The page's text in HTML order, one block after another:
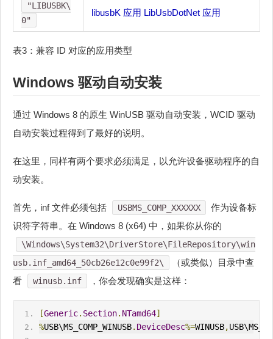
"LIBUSBK\
0"
libusbK 应用 LibUsbDotNet 应用
表3：兼容 ID 对应的应用类型
Windows 驱动自动安装
通过 Windows 8 的原生 WinUSB 驱动自动安装，WCID 驱动
自动安装过程得到了最好的说明。
在这里，同样有两个要求必须满足，以允许设备驱动程序的自
动安装。
首先，inf 文件必须包括 USBMS_COMP_XXXXXX
作为设备标
识符字符串。在 Windows 8 (x64) 中，如果你从你的
\Windows\System32\DriverStore\FileRepository\win
usb.inf_amd64_50cb26e12c0e99f2\
（或类似）目录中查
看
winusb.inf ，你会发现确实是这样：
[Generic. Section. NTamd64]
%USB\MS_COMP_WINUSB. DeviceDesc%=WINUSB,